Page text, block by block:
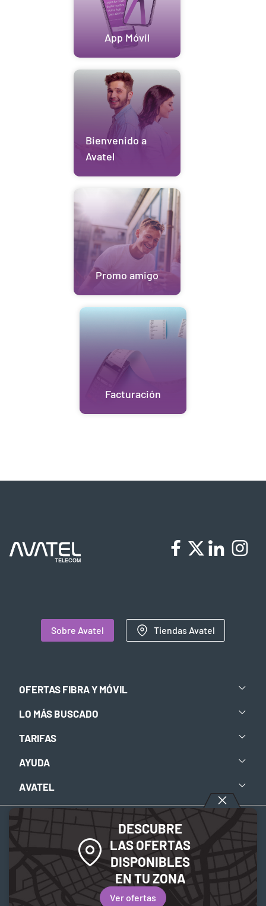
DESCUBRE
LAS OFERTAS
DISPONIBLES
EN TU ZONA
Ver ofertas
App Móvil
Bienvenido a
Avatel
Promo amigo
Facturación
Sobre Avatel Tiendas Avatel
OFERTAS FIBRA Y MÓVIL
LO MÁS BUSCADO
TARIFAS
AYUDA
AVATEL
Política de privacidad-Política de Cookies
© 2026 Avatel Telecom. Todos los derechos reservados.